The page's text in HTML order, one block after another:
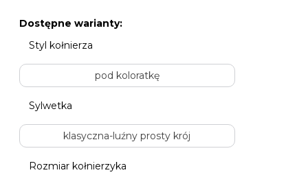
Dostępne warianty:
Styl kołnierza
pod koloratkę
Sylwetka
klasyczna-luźny prosty krój
Rozmiar kołnierzyka